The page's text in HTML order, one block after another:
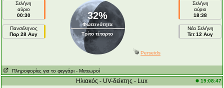
Σελήνη
αύριο
00:30
Πανσέληνος
Παρ 28 Αυγ
32%
Φωτεινότητα
Τρίτο τέταρτο
Σελήνη
αύριο
18:38
Νέα Σελήνη
Τετ 12 Αυγ
Perseids
Πληροφορίες για το φεγγάρι - Μετεωροί
Ηλιακός - UV-δείκτης - Lux 19:08:47